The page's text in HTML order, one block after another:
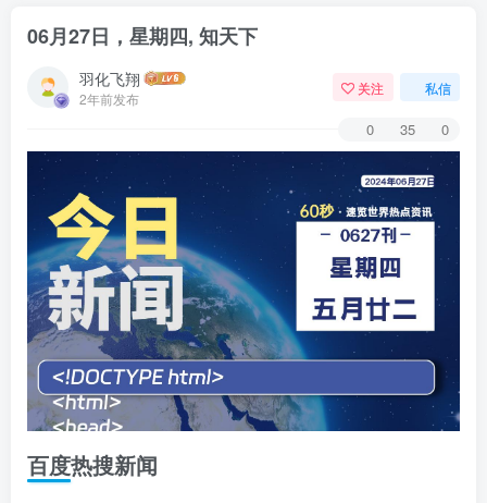
06月27日，星期四, 知天下
羽化飞翔
2年前发布
关注 私信
0 35 0
百度热搜新闻